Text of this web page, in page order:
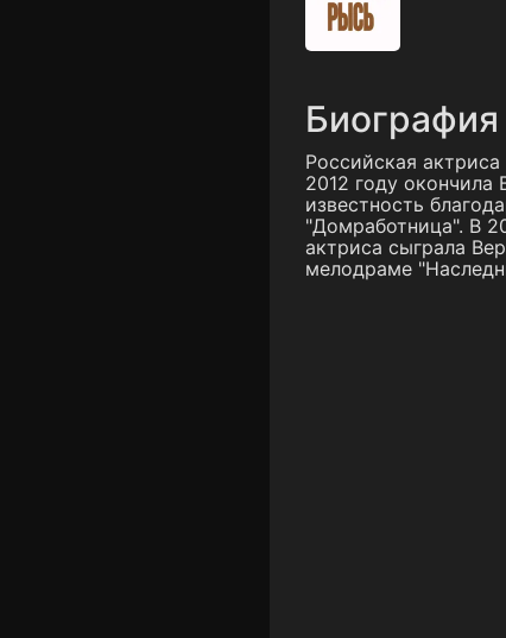
Биография
Российская
2012 году окончила
известность
"Домработница". В
актриса сыграла
мелодраме